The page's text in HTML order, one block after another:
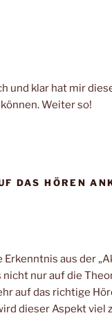
und klar hat mir
Weiter so!
DAS HÖREN
aus der
nicht nur auf die
auf das richtige
dieser Aspekt viel